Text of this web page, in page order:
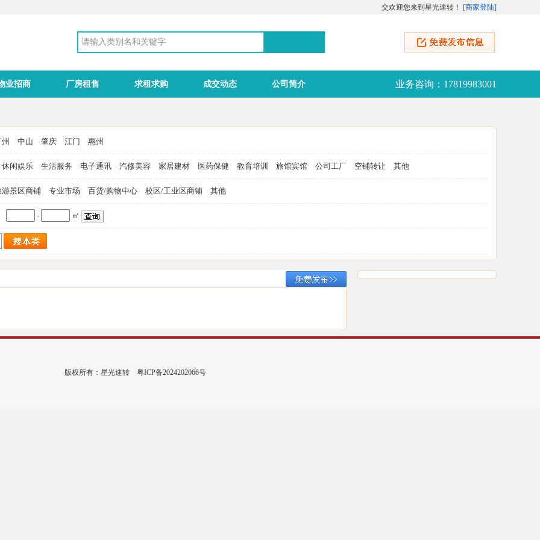
交欢迎您来到星光速转！ [商家登陆]
业招商 厂房租售 求租求购 成交动态 公司简介 业务咨询：17819983001
中山 肇庆 江门 惠州
休闲娱乐 生活服务 电子通讯 汽修美容 家居建材 医药保健 教育培训 旅馆宾馆 公司工厂 空铺转让 其他
游景区商铺 专业市场 百货/购物中心 校区/工业区商铺 其他
- ㎡
版权所有：星光速转 粤ICP备2024202066号